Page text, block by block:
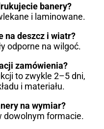
banery?
i laminowane.
na deszcz i wiatr?
odporne na wilgoć.
zamówienia?
to zwykle 2–5 dni,
i materiału.
na wymiar?
dowolnym formacie.